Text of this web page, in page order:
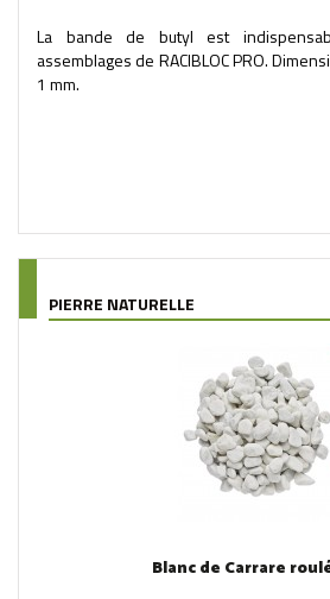
La bande de butyl est
assemblages de RACIBLOC PRO.
1 mm.
PIERRE NATURELLE
Blanc de Carrare